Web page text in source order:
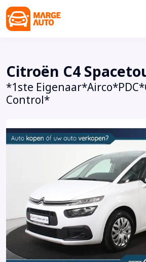
Citroën C4
*1ste
Control*